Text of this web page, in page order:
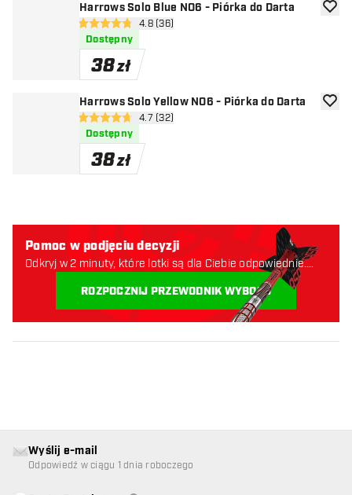
Harrows Solo Blue NO6 - Piórka do Darta
otwórz panel recenzji
4.8 gwiazdki oceny
4.8 (36)
Dostępny
38zł
Harrows Solo Yellow NO6 - Piórka do Darta
otwórz panel recenzji
4.7 gwiazdki oceny
4.7 (32)
Dostępny
38zł
Pomoc w podjęciu decyzji
Odkryj w 2 minuty, które lotki są dla Ciebie odpowiednie.
ROZPOCZNIJ PRZEWODNIK WYBORU
Wyślij e-mail
Odpowiedź w ciągu 1 dnia roboczego